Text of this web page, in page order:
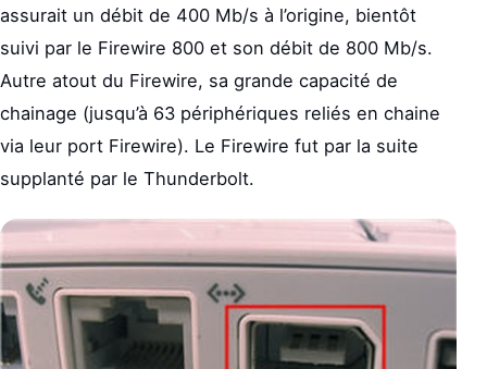
assurait un débit de 400 Mb/s à l’origine, bientôt
suivi par le Firewire 800 et son débit de 800 Mb/s.
Autre atout du Firewire, sa grande capacité de
chainage (jusqu’à 63 périphériques reliés en chaine
via leur port Firewire). Le Firewire fut par la suite
supplanté par le Thunderbolt.